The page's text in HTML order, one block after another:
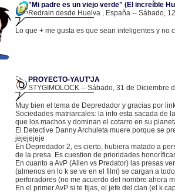
"Mi padre es un viejo verde" (El increíble
Redrain desde Huelva , España -- Sábado,
Lo que + me gusta es que sean inteligentes y no
PROYECTO-YAUT’JA
STYGIMOLOCK -- Sábado, 31 de Diciembre
Muy bien el tema de Depredador y gracias por
Sociedades matriarcales: la info esta sacada de
que los machos y dominan el cotarro en su
El Detective Danny Archuleta muere porque se
jejejejeje
En Depredador 2, es cierto, hubiera matado a
de la presa. Es cuestion de prioridades
En cuanto a AvP (Alien vs Predator) las presas
(almenos en lo k se ve en el film) se cargan a
perforadores (no me acuerdo del nombre ahora
En el primer AvP si te fijas, el jefe del clan (el k